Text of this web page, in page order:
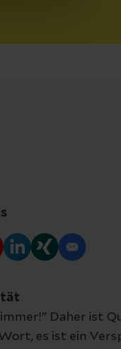
Daher ist
es ist ein